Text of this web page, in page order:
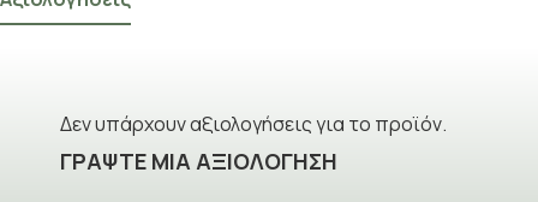
Δεν υπάρχουν αξιολογήσεις για το προϊόν.
ΓΡΆΨΤΕ ΜΙΑ ΑΞΙΟΛΌΓΗΣΗ